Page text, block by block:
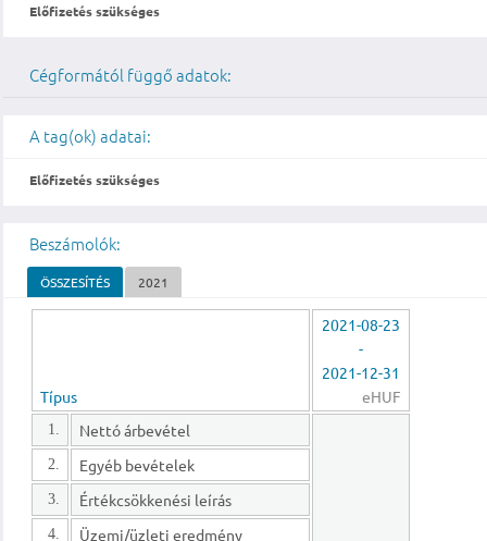
Előfizetés szükséges
Cégformától függő adatok:
A tag(ok) adatai:
Előfizetés szükséges
Beszámolók:
ÖSSZESÍTÉS 2021
Típus
2021-08-23
-
2021-12-31
eHUF
1. Nettó árbevétel
2. Egyéb bevételek
3. Értékcsökkenési leírás
4. Üzemi/üzleti eredmény